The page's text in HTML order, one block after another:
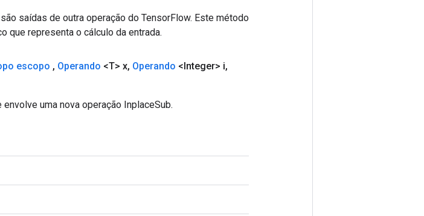
saídas de outra operação do TensorFlow. Este método
que representa o cálculo da entrada.
escopo , Operando <T> x, Operando <Integer> i,
uma nova operação InplaceSub.